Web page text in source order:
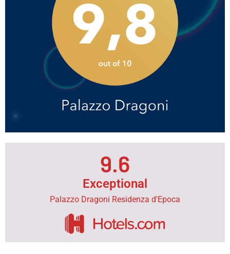
9.6
Exceptional
Palazzo Dragoni Residenza d'Epoca